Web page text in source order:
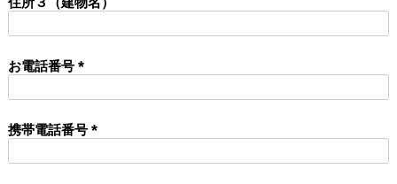
)
お電話番号
必
)
携帯電話番号
必